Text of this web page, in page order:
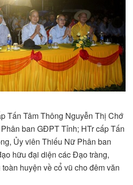
Tấn Tâm Thông Nguyễn Thị Chớ
ban GĐPT Tỉnh; HTr cấp Tấn
Ủy viên Thiếu Nữ Phân ban
hữu đại diện các Đạo tràng,
huyện về cổ vũ cho đêm văn